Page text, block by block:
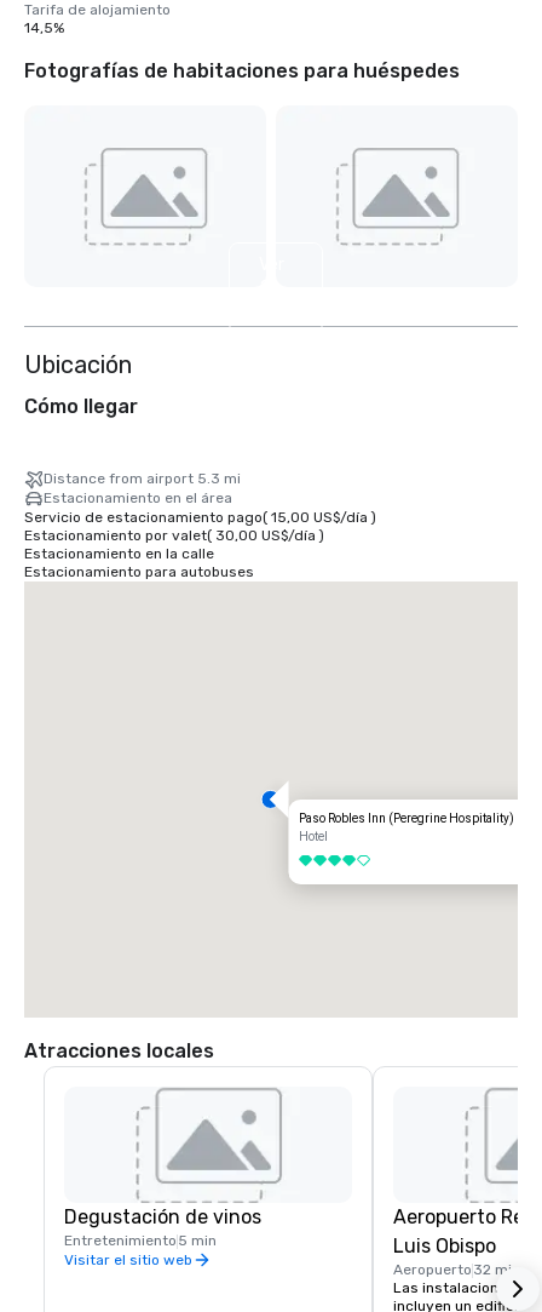
Tarifa de alojamiento
14,5%
Fotografías de habitaciones para huéspedes
Ubicación
Cómo llegar
Distance from airport 5.3 mi
Estacionamiento en el área
Servicio de estacionamiento pago( 15,00 US$/día )
Estacionamiento por valet( 30,00 US$/día )
Estacionamiento en la calle
Estacionamiento para autobuses
Paso Robles Inn (Peregrine Hospitality)
Hotel
4 de 5
Atracciones locales
Degustación de vinos
Entretenimiento 5 min
Visitar el sitio web
Aeropuerto
Luis Obispo
Aeropuerto 32 mi
Las instalaciones
incluyen un edificio